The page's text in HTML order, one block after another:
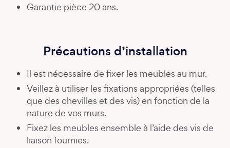
Garantie pièce 20 ans.
Précautions d’installation
Il est nécessaire de fixer les meubles au mur.
Veillez à utiliser les fixations appropriées (telles
que des chevilles et des vis) en fonction de la
nature de vos murs.
Fixez les meubles ensemble à l’aide des vis de
liaison fournies.